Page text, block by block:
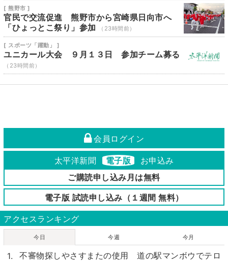
[ 熊野市 ]
官民で交流促進 熊野市から宮崎県日向市へ
「ひょっとこ祭り」参加
（23時間前）
[ スポーツ「躍動」 ]
ユニカール大会 ９月１３日 参加チーム募る
（23時間前）
会員ログイン
太平洋新聞 電子版
お申込み
ご購読申し込み月は無料
電子版 試読申し込み（１週間 無料）
アクセスランキング
今日 今週 今月
不審物探しやさすまたの使用 道の駅マンボウでテロ